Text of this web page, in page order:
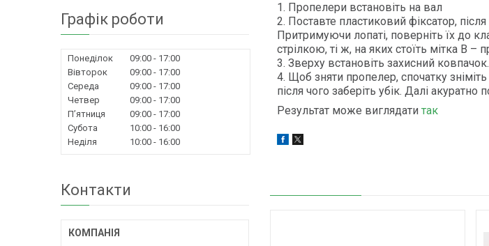
1. Пропелери встановіть на вал
2. Поставте пластиковий фіксатор,
Притримуючи лопаті, поверніть їх до
стрілкою, ті ж, на яких стоїть мітка B –
3. Зверху встановіть захисний ковпачок.
4. Щоб зняти пропелер, спочатку
після чого заберіть убік. Далі
Результат може виглядати так
Графік роботи
Понеділок 09:00
17:00
Вівторок
09:00
17:00
Середа
09:00
17:00
Четвер
09:00
17:00
Пʼятниця
09:00
17:00
Субота
10:00
16:00
Неділя
10:00 16:00
Контакти